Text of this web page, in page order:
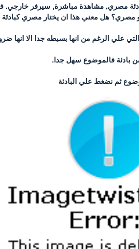
مصري, مشاهدة مباشرة, سيرفر خارجي.
مصري؟ هل معني هذا ان يختار مصري
علي الرغم من انها بسيطه جدا الا انها
من بادئة فالموضوع سهل جدا.
ثم نضغط علي البادئة